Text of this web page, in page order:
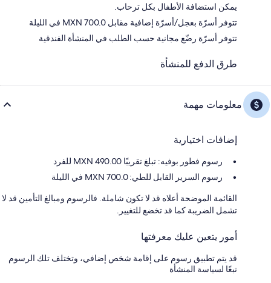
يمكن استضافة الأطفال بكل ترحاب.
تتوفر أسرّة بعجل/أسرّة إضافية مقابل MXN 700.0 في الليلة
تتوفر أسرّة رضّع مجانية حسب الطلب في المنشأة الفندقية
طرق الدفع للمنشأة
معلومات مهمة
إضافات اختيارية
رسوم فطور بوفيه: تبلغ تقريبًا 490.00 MXN للفرد
رسوم السرير القابل للطي: 700.0 MXN في الليلة
القائمة الموضحة أعلاه قد لا تكون شاملة. فالرسوم ومبالغ التأمين قد لا
تشمل الضريبة كما قد تخضع للتغيير.
أمور يتعين عليك معرفتها
قد يتم تطبيق رسوم على إقامة شخص إضافي، وتختلف تلك الرسوم
تبعًا لسياسة المنشأة